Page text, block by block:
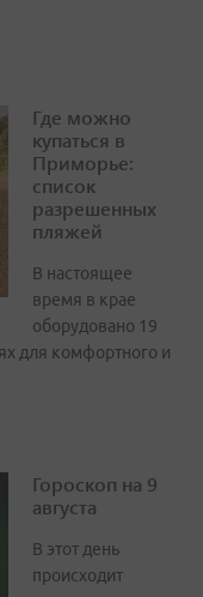
Где можно
купаться в
Приморье:
список
разрешенных
пляжей
В настоящее
время в крае
оборудовано 19
для комфортного и
Гороскоп на 9
августа
В этот день
происходит